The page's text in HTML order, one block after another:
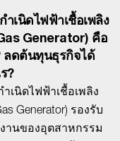
ำเนิดไฟฟ้าเชื้อเพลิง
Generator) คือ
ลดต้นทุนธุรกิจได้
?
ำเนิดไฟฟ้าเชื้อเพลิง
Generator) รองรับ
านของอุตสาหกรรม